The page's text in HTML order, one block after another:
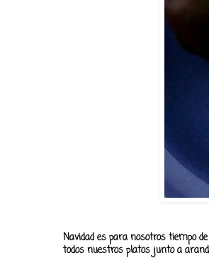
Navidad es para nosotros tiempo
todos nuestros platos junto a